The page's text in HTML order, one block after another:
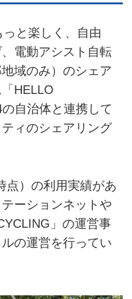
と楽しく、自由
電動アシスト自転
域のみ）のシェア
HELLO
自治体と連携して
ィのシェアリング
点）の利用実績があ
ーションネットや
」の運営事
の運営を行ってい